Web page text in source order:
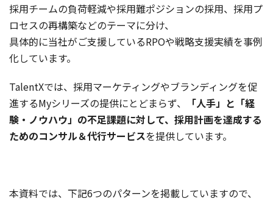
採用チームの負荷軽減や採用難ポジションの採用、採用プ
ロセスの再構築などのテーマに分け、
具体的に当社がご支援しているRPOや戦略支援実績を事例
化しています。
TalentXでは、採用マーケティングやブランディングを促
進するMyシリーズの提供にとどまらず、
「人手」と「経
験・ノウハウ」の不足課題に対して、採用計画を達成する
ためのコンサル＆代行サービスを提供しています。
本資料では、下記6つのパターンを掲載していますので、